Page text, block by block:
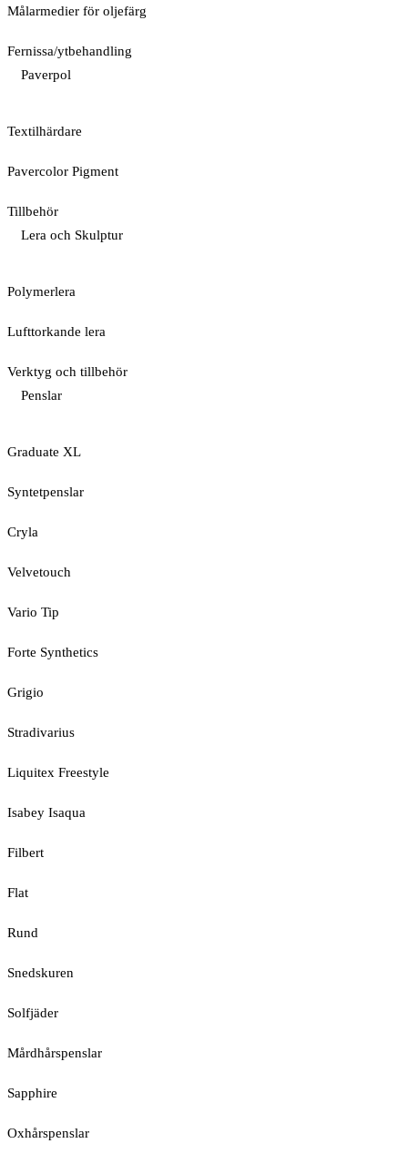
Målarmedier för oljefärg
Fernissa/ytbehandling
Paverpol
Textilhärdare
Pavercolor Pigment
Tillbehör
Lera och Skulptur
Polymerlera
Lufttorkande lera
Verktyg och tillbehör
Penslar
Graduate XL
Syntetpenslar
Cryla
Velvetouch
Vario Tip
Forte Synthetics
Grigio
Stradivarius
Liquitex Freestyle
Isabey Isaqua
Filbert
Flat
Rund
Snedskuren
Solfjäder
Mårdhårspenslar
Sapphire
Oxhårspenslar